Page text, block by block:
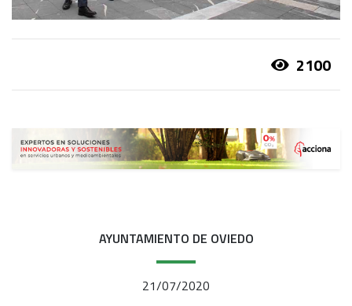
2100
AYUNTAMIENTO DE OVIEDO
21/07/2020